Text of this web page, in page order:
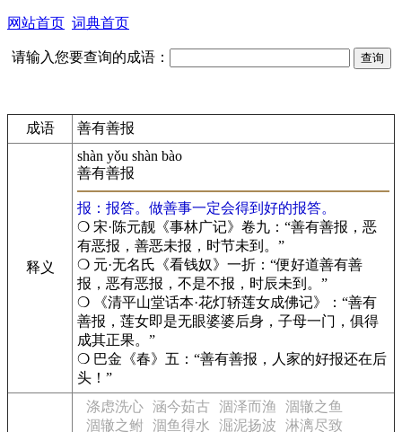
网站首页 词典首页
请输入您要查询的成语：
成语 善有善报
释义
shàn yǒu shàn bào
善有善报
报：报答。做善事一定会得到好的报答。
❍ 宋·陈元靓《事林广记》卷九：“善有善报，恶
有恶报，善恶未报，时节未到。”
❍ 元·无名氏《看钱奴》一折：“便好道善有善
报，恶有恶报，不是不报，时辰未到。”
❍ 《清平山堂话本·花灯轿莲女成佛记》：“善有
善报，莲女即是无眼婆婆后身，子母一门，俱得
成其正果。”
❍ 巴金《春》五：“善有善报，人家的好报还在后
头！”
涤虑洗心 涵今茹古 涸泽而渔
涸辙之鱼
涸辙之鲋
涸鱼得水 淈泥扬波
淋漓尽致